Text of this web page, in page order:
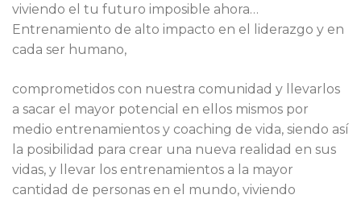
viviendo el tu futuro imposible ahora…
Entrenamiento de alto impacto en el liderazgo y en
cada ser humano,
comprometidos con nuestra comunidad y llevarlos
a sacar el mayor potencial en ellos mismos por
medio entrenamientos y coaching de vida, siendo así
la posibilidad para crear una nueva realidad en sus
vidas, y llevar los entrenamientos a la mayor
cantidad de personas en el mundo, viviendo